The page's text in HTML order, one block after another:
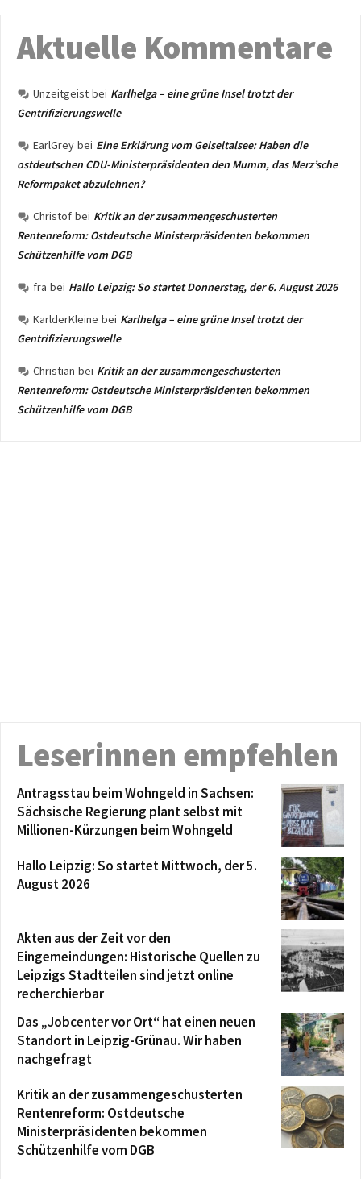
Aktuelle Kommentare
Unzeitgeist bei Karlhelga – eine grüne Insel trotzt der
Gentrifizierungswelle
EarlGrey bei Eine Erklärung vom Geiseltalsee: Haben die
ostdeutschen CDU-Ministerpräsidenten den Mumm, das Merz’sche
Reformpaket abzulehnen?
Christof bei Kritik an der zusammengeschusterten
Rentenreform: Ostdeutsche Ministerpräsidenten bekommen
Schützenhilfe vom DGB
fra bei Hallo Leipzig: So startet Donnerstag, der 6. August 2026
KarlderKleine bei Karlhelga – eine grüne Insel trotzt der
Gentrifizierungswelle
Christian bei Kritik an der zusammengeschusterten
Rentenreform: Ostdeutsche Ministerpräsidenten bekommen
Schützenhilfe vom DGB
Leserinnen empfehlen
Antragsstau beim Wohngeld in Sachsen:
Sächsische Regierung plant selbst mit
Millionen-Kürzungen beim Wohngeld
Hallo Leipzig: So startet Mittwoch, der 5.
August 2026
Akten aus der Zeit vor den
Eingemeindungen: Historische Quellen zu
Leipzigs Stadtteilen sind jetzt online
recherchierbar
Das „Jobcenter vor Ort“ hat einen neuen
Standort in Leipzig-Grünau. Wir haben
nachgefragt
Kritik an der zusammengeschusterten
Rentenreform: Ostdeutsche
Ministerpräsidenten bekommen
Schützenhilfe vom DGB